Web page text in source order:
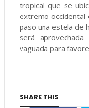
tropical que se
extremo occidental
paso una estela de
será
vaguada para
SHARE THIS